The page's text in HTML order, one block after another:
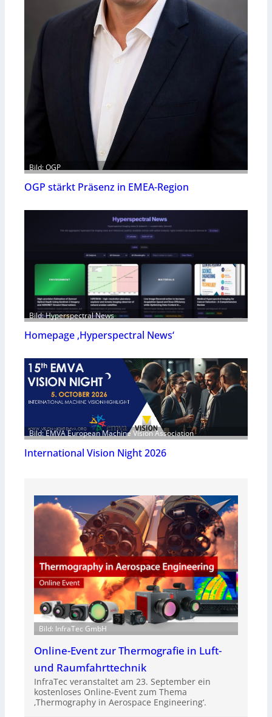
Bild: OGP
OGP stärkt Präsenz in EMEA-Region
Bild: Hyperspectral News
Homepage ‚Hyperspectral News‘
Bild: EMVA European Machine Vision Association
International Vision Night 2026
Bild: InfraTec GmbH
Online-Event zur Thermografie in Luft-
und Raumfahrttechnik
InfraTec veranstaltet am 23. September ein
kostenloses Online-Event zum Thema
‚Thermography in Aerospace Engineering‘.